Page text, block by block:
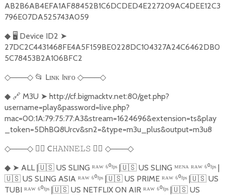
AB2B6AB4EFA1AF88452B1C6DCDED4E227209AC4DEE12C3
796E07DA525743A059
◆ 🖥️ Device ID2 ➤
27DC2C4431468FE4A5F159BE0228DC104327A24C6462DB0
5C78453B2A106BFC2
◇───◇ 📂 Lɪɴᴋ Iɴғᴏ ◇───◇
◆ 🔗 M3U ➤ http://cf.bigmacktv.net:80/get.php?
username=play&password=live.php?
mac=00:1A:79:75:77:A3&stream=1624696&extension=ts&play
_token=5DhBQ8Urcv&sn2=&type=m3u_plus&output=m3u8
◇───◇ 🏴‍☠️ C𝙷𝙰𝙽𝙽𝙴𝙻𝚂 🏴‍☠️ ◇───◇
◆ ➤ ALL |🇺🇸US SLING ᴿᴬᵂ ⁶⁰ᶠᵖˢ |🇺🇸US SLING ᴹᴱᴺᴬ ᴿᴬᵂ ⁶⁰ᶠᵖˢ |
🇺🇸US SLING ASIA ᴿᴬᵂ ⁶⁰ᶠᵖˢ |🇺🇸US PRIME ᴿᴬᵂ ⁶⁰ᶠᵖˢ |🇺🇸US
TUBI ᴿᴬᵂ ⁶⁰ᶠᵖˢ |🇺🇸US NETFLIX ON AIR ᴿᴬᵂ ⁶⁰ᶠᵖˢ |🇺🇸US